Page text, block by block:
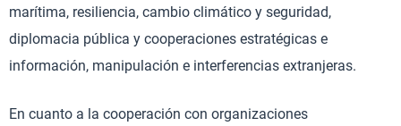
marítima, resiliencia, cambio climático y seguridad,
diplomacia pública y cooperaciones estratégicas e
información, manipulación e interferencias extranjeras.
En cuanto a la cooperación con organizaciones